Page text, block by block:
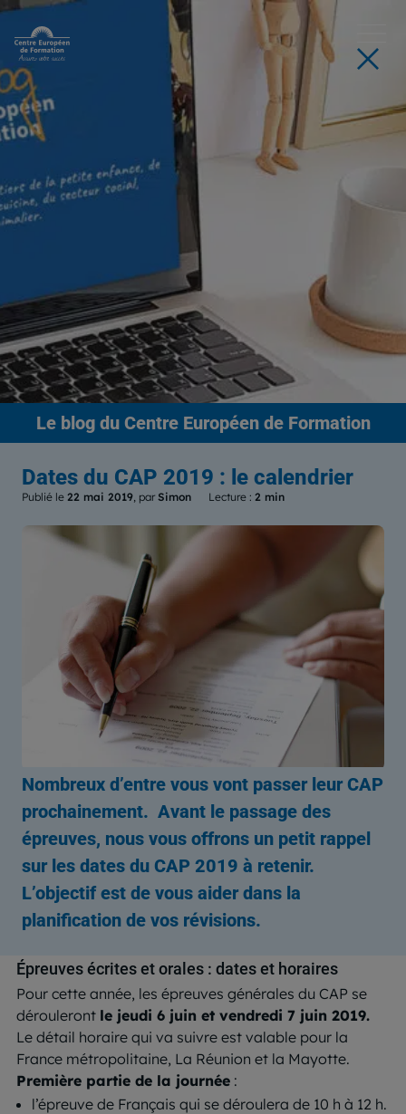
Le blogdu Centre Européen de Formation
Dates du CAP 2019 : le calendrier
Publié le 22 mai 2019, par Simon Lecture : 2 min
Nombreux d’entre vous vont passer leur CAP
prochainement. Avant le passage des
épreuves, nous vous offrons un petit rappel
sur les dates du CAP 2019 à retenir.
L’objectif est de vous aider dans la
planification de vos révisions.
Épreuves écrites et orales : dates et horaires
Pour cette année, les épreuves générales du CAP se
dérouleront le jeudi 6 juin et vendredi 7 juin 2019.
Le détail horaire qui va suivre est valable pour la
France métropolitaine, La Réunion et la Mayotte.
Première partie de la journée :
l’épreuve de Français qui se déroulera de 10 h à 12 h.